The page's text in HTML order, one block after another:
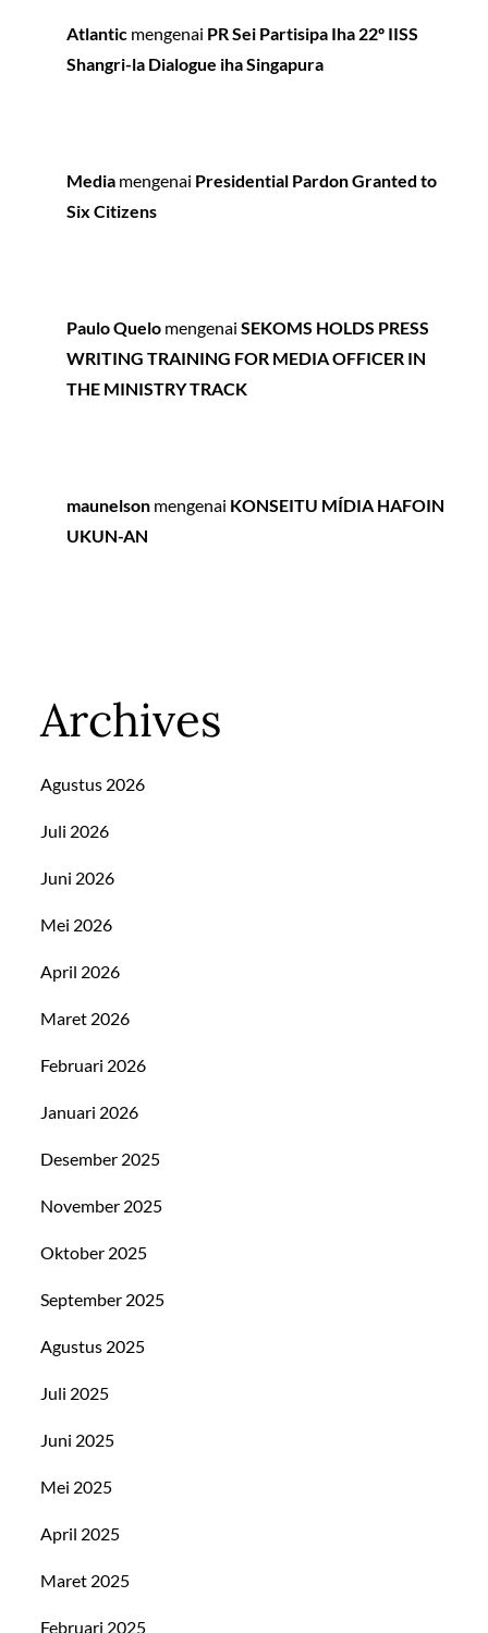
Atlantic mengenai PR Sei Partisipa Iha 22º IISS
Shangri-la Dialogue iha Singapura
Media mengenai Presidential Pardon Granted to
Six Citizens
Paulo Quelo mengenaiSEKOMS HOLDS PRESS
WRITING TRAINING FOR MEDIA OFFICER IN
THE MINISTRY TRACK
maunelson mengenai KONSEITU MÍDIA HAFOIN
UKUN-AN
Archives
Agustus 2026
Juli 2026
Juni 2026
Mei 2026
April 2026
Maret 2026
Februari 2026
Januari 2026
Desember 2025
November 2025
Oktober 2025
September 2025
Agustus 2025
Juli 2025
Juni 2025
Mei 2025
April 2025
Maret 2025
Februari 2025